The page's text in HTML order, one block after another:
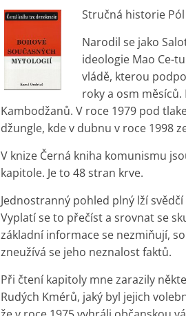
Stručná historie
Narodil se jako
ideologie Mao Ce-
vládě, kterou
roky a osm
Kambodžanů. V roce 1979 pod
džungle, kde v dubnu v roce 1998
V knize Černá kniha komunismu
kapitole. Je to 48 stran krve.
Jednostranný pohled plný lží
Vyplatí se to přečíst a srovnat se
základní informace se nezmiňují,
zneužívá se jeho neznalost faktů.
Při čtení kapitoly mne zarazily
Rudých Kmérů, jaký byl jejich